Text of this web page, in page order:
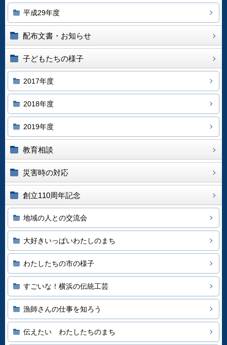
平成29年度
配布文書・お知らせ
子どもたちの様子
2017年度
2018年度
2019年度
教育相談
災害時の対応
創立110周年記念
地域の人との交流会
大好きいっぱいわたしのまち
わたしたちの市の様子
すごいな！横浜の伝統工芸
漁師さんの仕事を知ろう
伝えたい わたしたちのまち